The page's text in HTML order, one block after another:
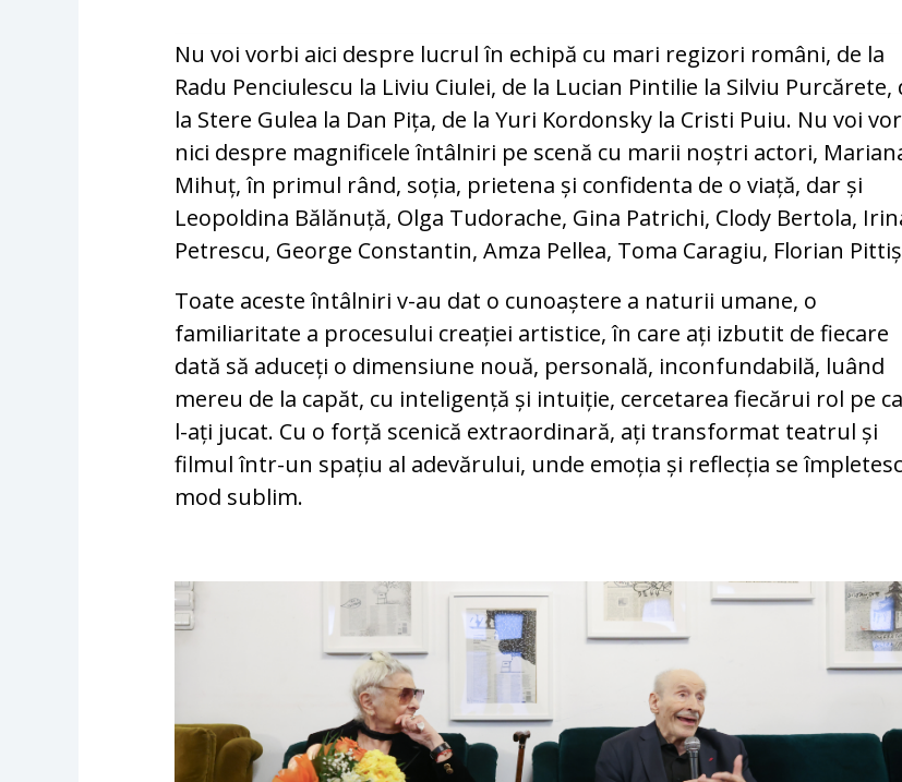
Nu voi vorbi aici despre lucrul în echipă cu mari regizori români, de la
Radu Penciulescu la Liviu Ciulei, de la Lucian Pintilie la Silviu Purcărete,
la Stere Gulea la Dan Pița, de la Yuri Kordonsky la Cristi Puiu. Nu voi
nici despre magnificele întâlniri pe scenă cu marii noștri actori,
Mihuț, în primul rând, soția, prietena și confidenta de o viață, dar și
Leopoldina Bălănuță, Olga Tudorache, Gina Patrichi, Clody Bertola,
Petrescu, George Constantin, Amza Pellea, Toma Caragiu, Florian
Toate aceste întâlniri v-au dat o cunoaștere a naturii umane, o
familiaritate a procesului creației artistice, în care ați izbutit de fiecare
dată să aduceți o dimensiune nouă, personală, inconfundabilă, luând
mereu de la capăt, cu inteligență și intuiție, cercetarea fiecărui rol pe
l-ați jucat. Cu o forță scenică extraordinară, ați transformat teatrul și
filmul într-un spațiu al adevărului, unde emoția și reflecția se
mod sublim.